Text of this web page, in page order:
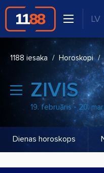
LV
1188 iesaka Horoskopi
ZIVIS
19. februāris - 20.
Dienas horoskops